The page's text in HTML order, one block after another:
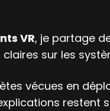
VR, je partage
sur les
vécues en
restent